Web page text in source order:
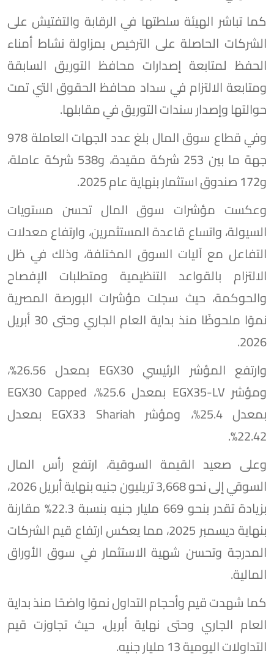
كما تباشر الهيئة سلطتها في الرقابة والتفتيش على
الشركات الحاصلة على الترخيص بمزاولة نشاط أمناء
الحفظ لمتابعة إصدارات محافظ التوريق السابقة
ومتابعة الالتزام في سداد محافظ الحقوق التي تمت
حوالتها وإصدار سندات التوريق في مقابلها.
وفي قطاع سوق المال بلغ عدد الجهات العاملة 978
جهة ما بين 253 شركة مقيدة، و538 شركة عاملة،
و172 صندوق استثمار بنهاية عام 2025.
وعكست مؤشرات سوق المال تحسن مستويات
السيولة، واتساع قاعدة المستثمرين، وارتفاع معدلات
التفاعل مع آليات السوق المختلفة، وذلك في ظل
الالتزام بالقواعد التنظيمية ومتطلبات الإفصاح
والحوكمة، حيث سجلت مؤشرات البورصة المصرية
نموًا ملحوظًا منذ بداية العام الجاري وحتى 30 أبريل
2026.
وارتفع المؤشر الرئيسي EGX30 بمعدل 26.56%،
ومؤشر EGX35-LV بمعدل 25.6%، EGX30 Capped
بمعدل 25.4%، ومؤشر EGX33 Shariah بمعدل
22.42%.
وعلى صعيد القيمة السوقية، ارتفع رأس المال
السوقي إلى نحو 3,668 تريليون جنيه بنهاية أبريل 2026،
بزيادة تقدر بنحو 669 مليار جنيه بنسبة 22.3% مقارنة
بنهاية ديسمبر 2025، مما يعكس ارتفاع قيم الشركات
المدرجة وتحسن شهية الاستثمار في سوق الأوراق
المالية.
كما شهدت قيم وأحجام التداول نموًا واضحًا منذ بداية
العام الجاري وحتى نهاية أبريل، حيث تجاوزت قيم
التداولات اليومية 13 مليار جنيه.